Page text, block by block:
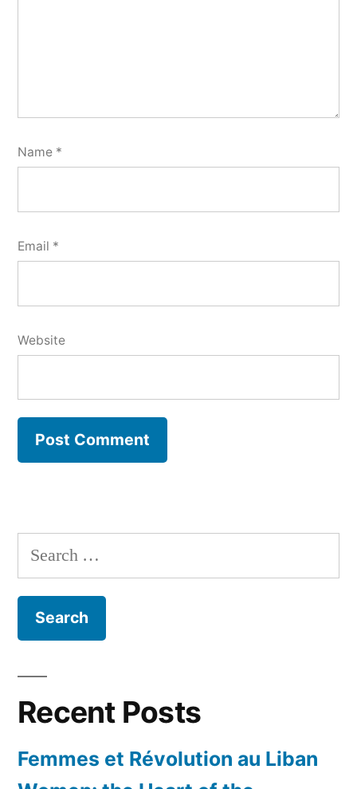
Name *
Email *
Website
Search
for:
Recent Posts
Femmes et Révolution au Liban